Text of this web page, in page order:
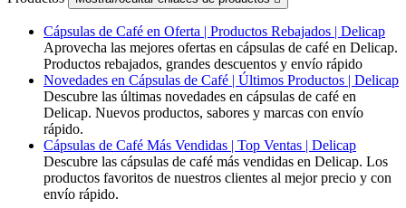
Cápsulas de Café en Oferta | Productos Rebajados | Delicap
Aprovecha las mejores ofertas en cápsulas de café en Delicap.
Productos rebajados, grandes descuentos y envío rápido
Novedades en Cápsulas de Café | Últimos Productos | Delicap
Descubre las últimas novedades en cápsulas de café en
Delicap. Nuevos productos, sabores y marcas con envío
rápido.
Cápsulas de Café Más Vendidas | Top Ventas | Delicap
Descubre las cápsulas de café más vendidas en Delicap. Los
productos favoritos de nuestros clientes al mejor precio y con
envío rápido.